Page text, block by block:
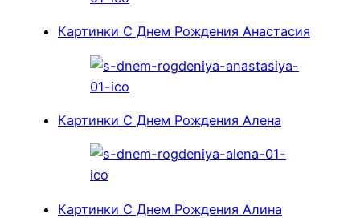
Картинки С Днем Рождения Анастасия
Картинки С Днем Рождения Алена
Картинки С Днем Рождения Алина